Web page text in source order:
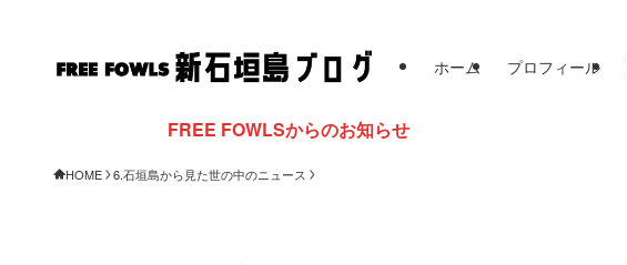
ホーム プロフィール
FREE FOWLSからのお知らせ
HOME 6.石垣島から見た世の中のニュース